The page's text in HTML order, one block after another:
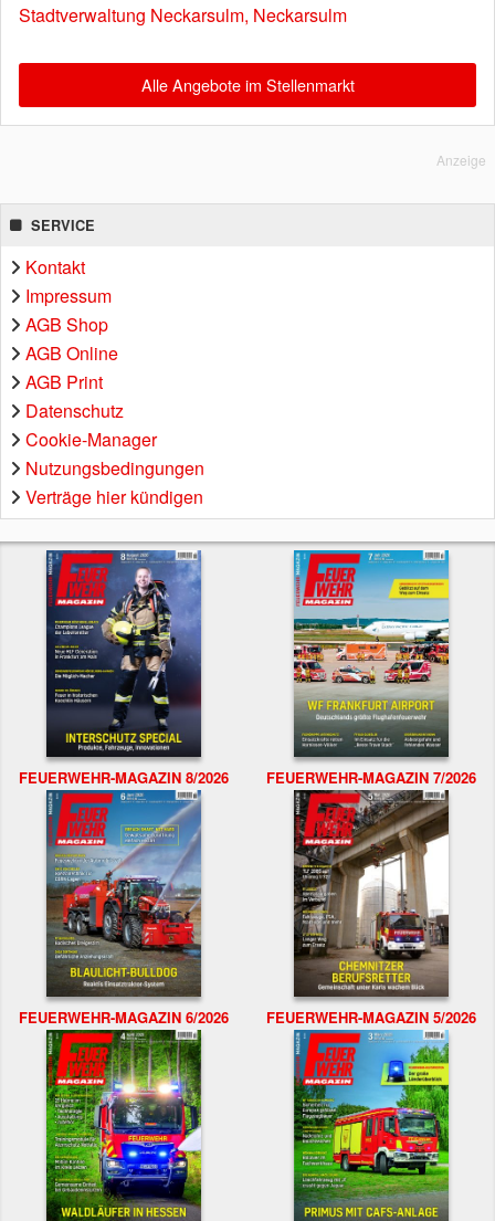
Stadtverwaltung Neckarsulm, Neckarsulm
Alle Angebote im Stellenmarkt
Anzeige
SERVICE
Kontakt
Impressum
AGB Shop
AGB Online
AGB Print
Datenschutz
Cookie-Manager
Nutzungsbedingungen
Verträge hier kündigen
FEUERWEHR-MAGAZIN 8/2026 FEUERWEHR-MAGAZIN 7/2026
FEUERWEHR-MAGAZIN 6/2026 FEUERWEHR-MAGAZIN 5/2026